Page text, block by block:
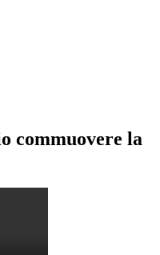
commuovere la